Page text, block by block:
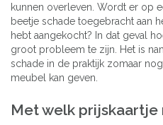
kunnen overleven. Wordt er op
beetje schade toegebracht aan
hebt aangekocht? In dat geval
groot probleem te zijn. Het is
schade in de praktijk zomaar
meubel kan geven.
Met welk